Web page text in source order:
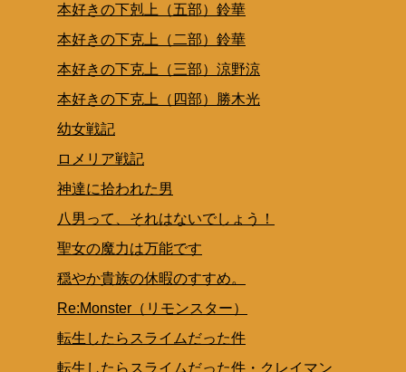
本好きの下剋上（五部）鈴華
本好きの下克上（二部）鈴華
本好きの下克上（三部）涼野涼
本好きの下克上（四部）勝木光
幼女戦記
ロメリア戦記
神達に拾われた男
八男って、それはないでしょう！
聖女の魔力は万能です
穏やか貴族の休暇のすすめ。
Re:Monster（リモンスター）
転生したらスライムだった件
転生したらスライムだった件・クレイマン